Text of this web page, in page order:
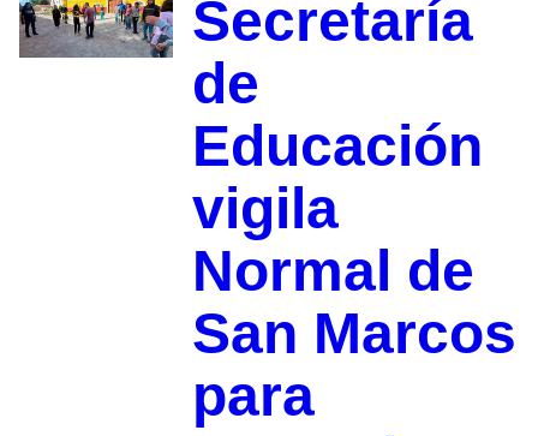
Secretaría
de
Educación
vigila
Normal de
San Marcos
para